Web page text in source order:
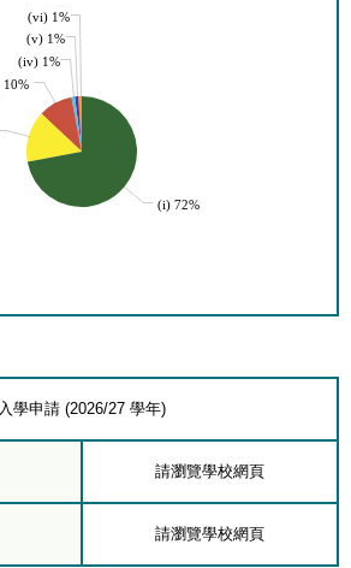
(vi) 1%
(v) 1%
(iv) 1%
(iii) 10%
(i) 72%
入學申請 (2026/27 學年)
請瀏覽學校網頁
請瀏覽學校網頁